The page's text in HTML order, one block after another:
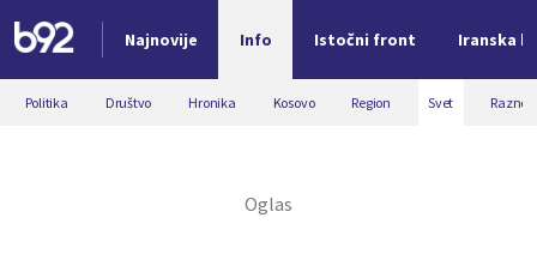
Najnovije Info Istočni front Iranska
Nova vest
Politika Društvo Hronika Kosovo Region Svet Razno